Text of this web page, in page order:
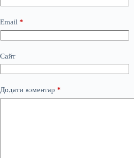
Email *
Сайт
Додати коментар *